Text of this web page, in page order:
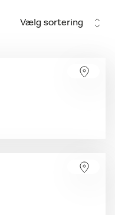
Vælg sortering